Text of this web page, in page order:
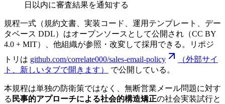
日以内に審査結果を通知する
規程一式（規約文書、実装コード、運用テンプレート、デー
タベース DDL）はオープンソースとして公開され（CC BY
4.0 + MIT）、他組織が参照・改変して採用できる。リポジ
トリは github.com/correlate000/sales-email-policy
（外部サイ
ト、新しいタブで開きます）
で公開している。
本規程は単独の防衛策ではなく、無断営業メール問題に対す
る 民事的アプローチによる社会的構造矯正の社会実装試行と